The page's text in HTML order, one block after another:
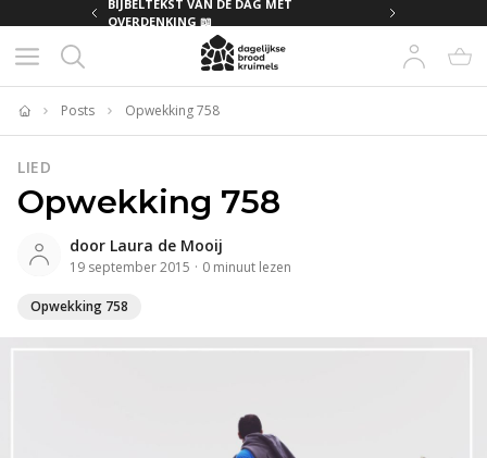
BIJBELTEKST VAN DE DAG MET
OVERDENKING 📖
Home
Posts Opwekking 758
LIED
Opwekking 758
door Laura de Mooij
19 september 2015 · 0 minuut lezen
Opwekking 758